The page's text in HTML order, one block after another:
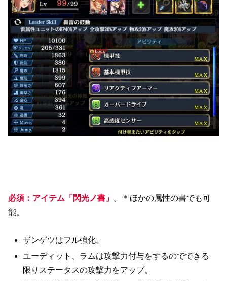
必須：アイテム「閃光ノ書」 。＊ほかの属性の書でも可
能。
ザンゲツはフル強化。
ユーディット、ラムは攻撃力付与をするのでできる
限りステータスの攻撃力をアップ。